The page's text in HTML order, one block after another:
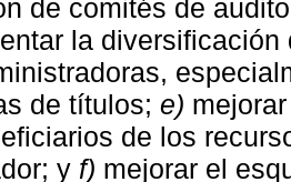
de comités de
la
de títulos; e)
de los
y f) mejorar el